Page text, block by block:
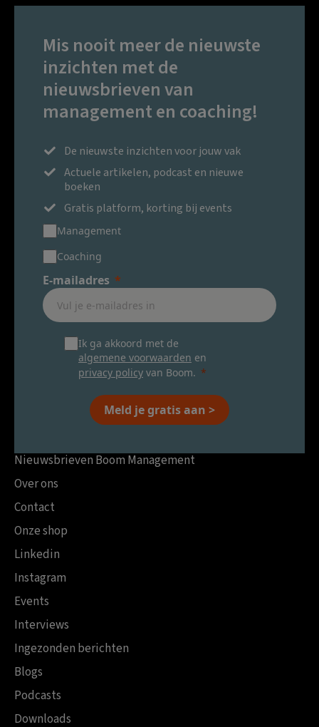
Mis nooit meer de nieuwste
inzichten met de
nieuwsbrieven van
management en coaching!
De nieuwste inzichten voor jouw vak
Actuele artikelen, podcast en nieuwe
boeken
Gratis platform, korting bij events
Management
Coaching
E-mailadres
Ik ga akkoord met de
algemene voorwaarden en
privacy policy van Boom.
Meld je gratis aan >
Nieuwsbrieven Boom Management
Over ons
Contact
Onze shop
Linkedin
Instagram
Events
Interviews
Ingezonden berichten
Blogs
Podcasts
Downloads